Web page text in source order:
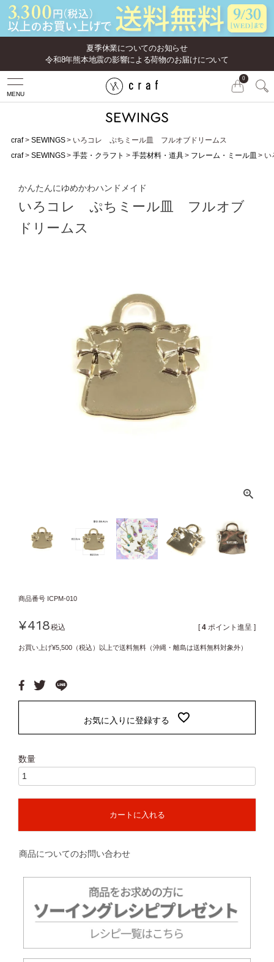
夏季休業についてのお知らせ
令和8年熊本地震の影響による荷物のお届けについて
MENU
0
craf SEWINGS
いろコレ ぷちミール皿 フルオブドリームス
craf
SEWINGS 手芸・クラフト 手芸材料・道具 フレーム・ミール皿 い
かんたんにゆめかわハンドメイド
いろコレ ぷちミール皿 フルオブ
ドリームス
商品番号 ICPM-010
¥418税込 [ 4 ポイント進呈 ]
お買い上げ¥5,500（税込）以上で送料無料（沖縄・離島は送料無料対象外）
お気に入りに登録する
カートに入れる
商品についてのお問い合わせ